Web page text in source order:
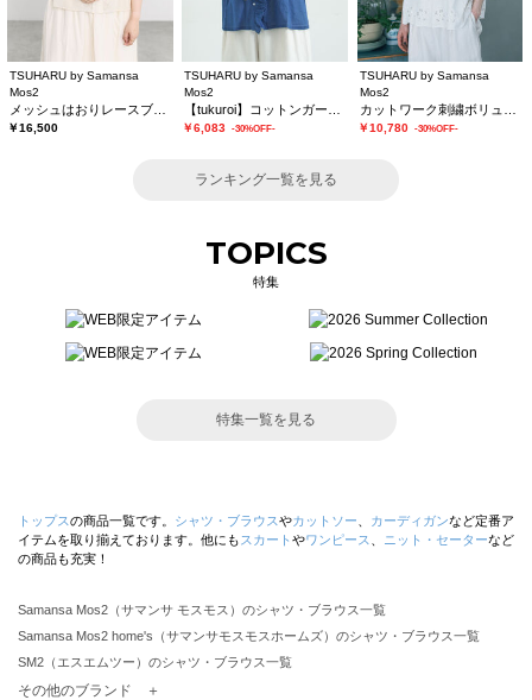
TSUHARU by Samansa
Mos2
￥16,500
TSUHARU by Samansa
Mos2
￥6,083 -30%OFF-
TSUHARU by Samansa
Mos2
￥10,780 -30%OFF-
ランキング一覧を見る
TOPICS
特集
特集一覧を見る
トップスの商品一覧です。 シャツ・ブラウスやカットソー カーディガンなど定番ア
イテムを取り揃えております。他にも スカート やワンピース ニット・セーターなど
の商品も充実！
Samansa Mos2（サマンサ モスモス）のシャツ・ブラウス一覧
Samansa Mos2 home's（サマンサモスモスホームズ）のシャツ・ブラウス一覧
SM2（エスエムツー）のシャツ・ブラウス一覧
その他のブランド ＋